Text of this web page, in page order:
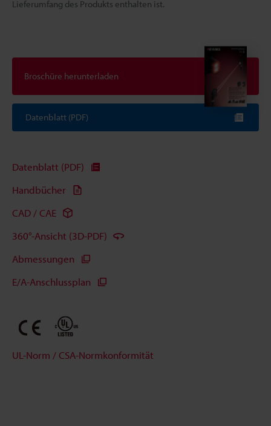
Lieferumfang des Produkts enthalten ist.
Broschüre herunterladen
Datenblatt (PDF)
Datenblatt (PDF)
Handbücher
CAD / CAE
360°-Ansicht (3D-PDF)
Abmessungen
E/A-Anschlussplan
UL-Norm / CSA-Normkonformität